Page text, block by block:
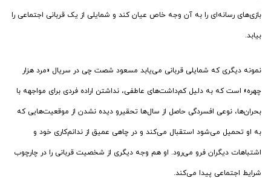
بازی‌های رسانه‌ای را به آن وجه خاص عیان کند و شمایلی از یک قربانی اجتماعی را
بیابد.
نمونه دیگری که شمایلی قربانی می‌یابد مسعود شصت‌ چی در سریال «مرد هزار
چهره» است که به دلیل کم‌داشت‌های عاطفی، نداشتن اراده فردی برای مواجهه با
بحران‌ها، نوعی افسردگی حاصل از سال‌ها تحقیرو دیده نشدن از موقعیت‌هایی که
به او تحمیل می‌شود استقبال می‌کند و در چاهی عمیق از ندانم‌کاری خود و
اشتباهات دیگران فرو می‌رود. او هم وجه دیگری از شخصیت قربانی را در چارچوب
شرایط اجتماعی پیدا می‌کند.